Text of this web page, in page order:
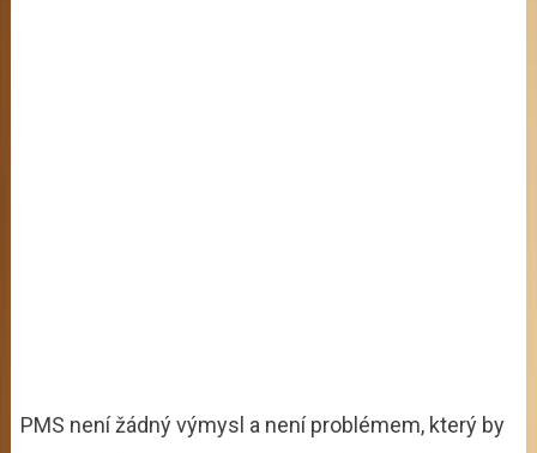
PMS není žádný výmysl a není problémem, který by